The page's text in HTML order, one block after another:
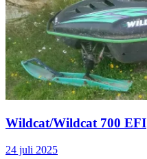
Wildcat/Wildcat 700 EFI
24 juli 2025